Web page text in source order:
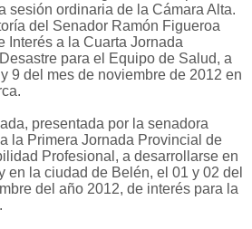
sesión ordinaria de la Cámara Alta.
del Senador Ramón Figueroa
Interés a la Cuarta Jornada
para el Equipo de Salud, a
9 del mes de noviembre de 2012 en
presentada por la senadora
la Primera Jornada Provincial de
Profesional, a desarrollarse en
en la ciudad de Belén, el 01 y 02 del
del año 2012, de interés para la